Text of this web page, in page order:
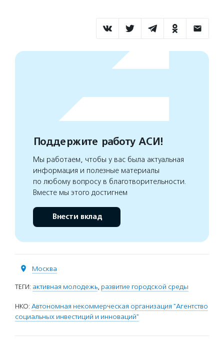
Поддержите работу АСИ!
Мы работаем, чтобы у вас была актуальная
информация и полезные материалы
по любому вопросу в благотворительности.
Вместе мы этого достигнем
Внести вклад
Москва
ТЕГИ: активная молодежь, развитие городской среды
НКО: Автономная некоммерческая организация "Агентство
социальных инвестиций и инноваций"